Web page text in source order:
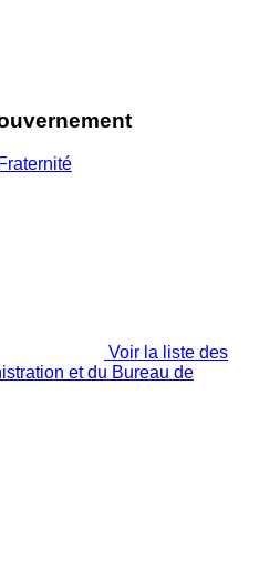
Voir la liste des
et du Bureau de